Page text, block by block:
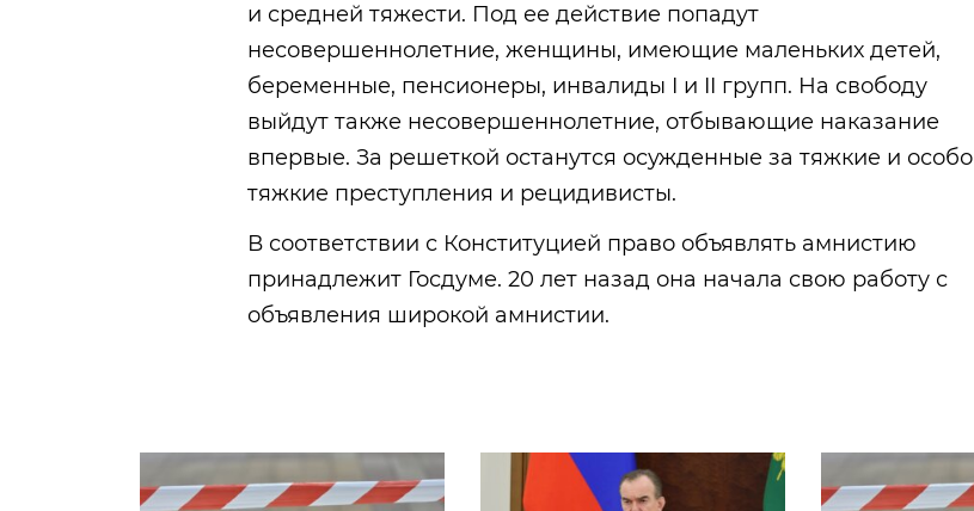
и средней тяжести. Под ее действие попадут
несовершеннолетние, женщины, имеющие маленьких детей,
беременные, пенсионеры, инвалиды I и II групп. На свободу
выйдут также несовершеннолетние, отбывающие наказание
впервые. За решеткой останутся осужденные за тяжкие и особо
тяжкие преступления и рецидивисты.
В соответствии с Конституцией право объявлять амнистию
принадлежит Госдуме. 20 лет назад она начала свою работу с
объявления широкой амнистии.